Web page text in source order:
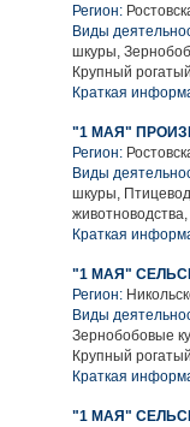
Регион:
Виды
шкуры,
Крупный
Краткая
"1 МАЯ"
Регион:
Виды
шкуры,
Краткая
"1 МАЯ"
Регион:
Виды
Зернобобовые
Крупный
Краткая
"1 МАЯ"